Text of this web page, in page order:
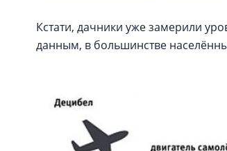
Кстати, дачники уже замерили
данным, в большинстве